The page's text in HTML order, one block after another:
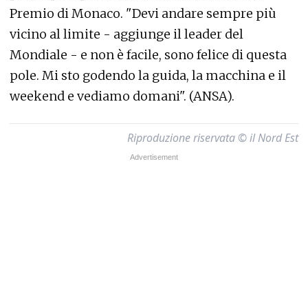
Premio di Monaco. "Devi andare sempre più
vicino al limite - aggiunge il leader del
Mondiale - e non è facile, sono felice di questa
pole. Mi sto godendo la guida, la macchina e il
weekend e vediamo domani". (ANSA).
Riproduzione riservata © il Nord Est